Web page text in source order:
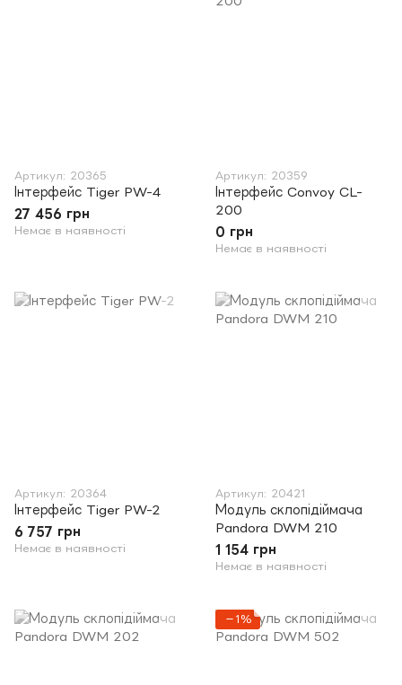
Артикул: 20365
Інтерфейс Tiger PW-4
27 456 грн
Немає в наявності
Артикул: 20359
Інтерфейс Convoy CL-
200
0 грн
Немає в наявності
Артикул: 20364
Інтерфейс Tiger PW-2
6 757 грн
Немає в наявності
Артикул: 20421
Модуль склопідіймача
Pandora DWM 210
1 154 грн
Немає в наявності
−1%